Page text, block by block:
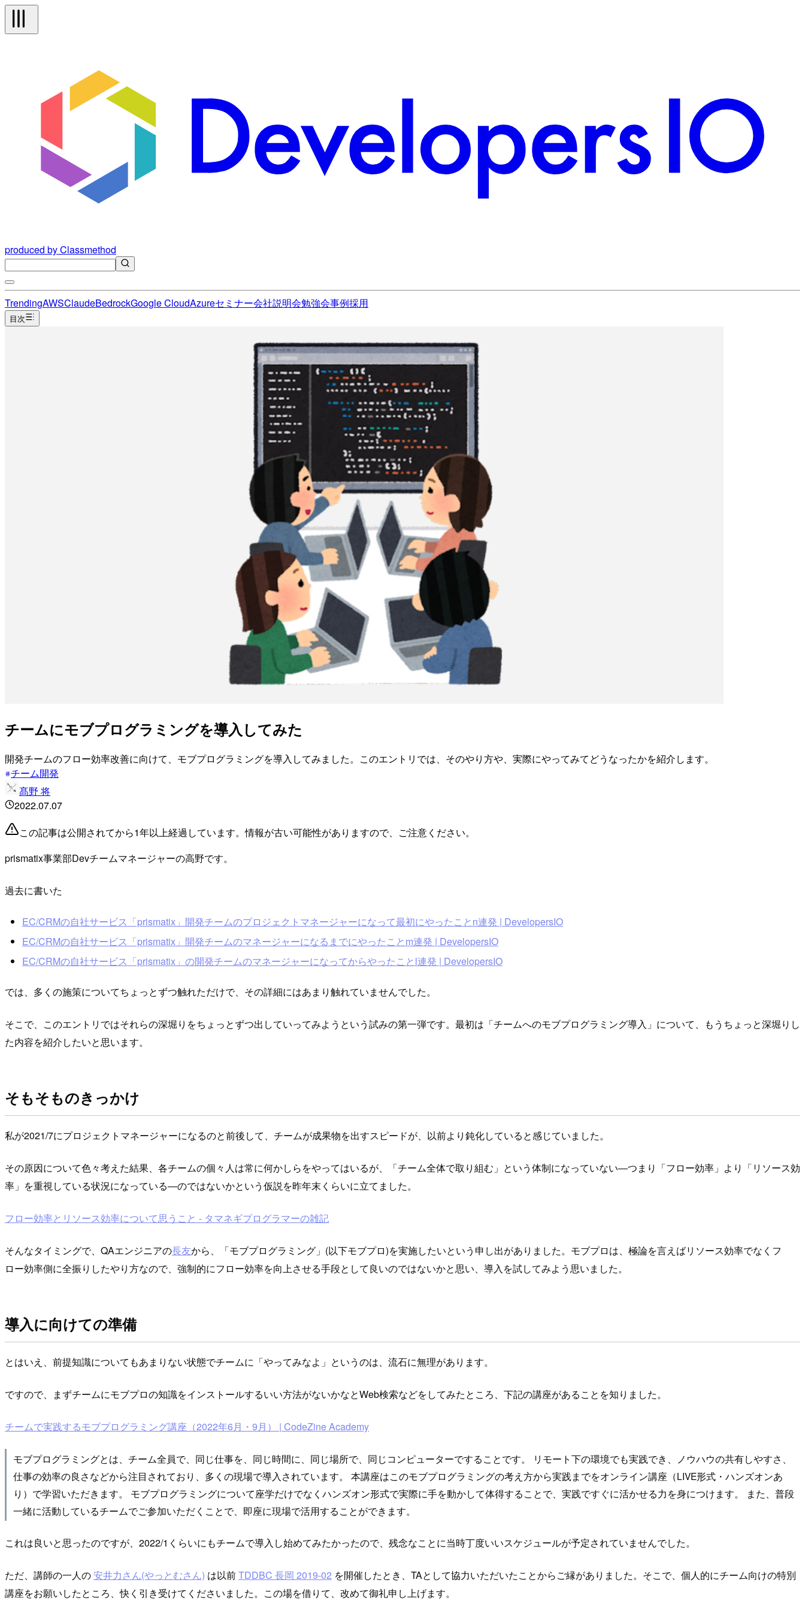
produced by Classmethod
TrendingAWSClaudeBedrockGoogle CloudAzureセミナー会社説明会勉強会事例採用
目次
チームにモブプログラミングを導入してみた
開発チームのフロー効率改善に向けて、モブプログラミングを導入してみました。このエントリでは、そのやり方や、実際にやってみてどうなったかを紹介します。
チーム開発
髙野 将
2022.07.07
この記事は公開されてから1年以上経過しています。情報が古い可能性がありますので、ご注意ください。
prismatix事業部Devチームマネージャーの高野です。
過去に書いた
EC/CRMの自社サービス「prismatix」開発チームのプロジェクトマネージャーになって最初にやったことn連発 | DevelopersIO
EC/CRMの自社サービス「prismatix」開発チームのマネージャーになるまでにやったことm連発 | DevelopersIO
EC/CRMの自社サービス「prismatix」の開発チームのマネージャーになってからやったことl連発 | DevelopersIO
では、多くの施策についてちょっとずつ触れただけで、その詳細にはあまり触れていませんでした。
そこで、このエントリではそれらの深堀りをちょっとずつ出していってみようという試みの第一弾です。最初は「チームへのモブプログラミング導入」について、もうちょっと深堀りし
た内容を紹介したいと思います。
そもそものきっかけ
私が2021/7にプロジェクトマネージャーになるのと前後して、チームが成果物を出すスピードが、以前より鈍化していると感じていました。
その原因について色々考えた結果、各チームの個々人は常に何かしらをやってはいるが、「チーム全体で取り組む」という体制になっていない―つまり「フロー効率」より「リソース効
率」を重視している状況になっている―のではないかという仮説を昨年末くらいに立てました。
フロー効率とリソース効率について思うこと - タマネギプログラマーの雑記
そんなタイミングで、QAエンジニアの長友から、「モブプログラミング」(以下モブプロ)を実施したいという申し出がありました。モブプロは、極論を言えばリソース効率でなくフ
ロー効率側に全振りしたやり方なので、強制的にフロー効率を向上させる手段として良いのではないかと思い、導入を試してみよう思いました。
導入に向けての準備
とはいえ、前提知識についてもあまりない状態でチームに「やってみなよ」というのは、流石に無理があります。
ですので、まずチームにモブプロの知識をインストールするいい方法がないかなとWeb検索などをしてみたところ、下記の講座があることを知りました。
チームで実践するモブプログラミング講座（2022年6月・9月） | CodeZine Academy
モブプログラミングとは、チーム全員で、同じ仕事を、同じ時間に、同じ場所で、同じコンピューターですることです。 リモート下の環境でも実践でき、ノウハウの共有しやすさ、
仕事の効率の良さなどから注目されており、多くの現場で導入されています。 本講座はこのモブプログラミングの考え方から実践までをオンライン講座（LIVE形式・ハンズオンあ
り）で学習いただきます。 モブプログラミングについて座学だけでなくハンズオン形式で実際に手を動かして体得することで、実践ですぐに活かせる力を身につけます。 また、普段
一緒に活動しているチームでご参加いただくことで、即座に現場で活用することができます。
これは良いと思ったのですが、2022/1くらいにもチームで導入し始めてみたかったので、残念なことに当時丁度いいスケジュールが予定されていませんでした。
ただ、講師の一人の安井力さん(やっとむさん) は以前TDDBC 長岡 2019-02 を開催したとき、TAとして協力いただいたことからご縁がありました。そこで、個人的にチーム向けの特別
講座をお願いしたところ、快く引き受けてくださいました。この場を借りて、改めて御礼申し上げます。